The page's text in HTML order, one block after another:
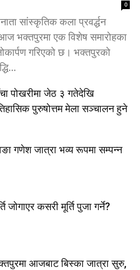
0
सांस्कृतिक कला प्रवर्द्धन
भक्तपुरमा एक विशेष समारोहका
गरिएको छ। भक्तपुरको
पोखरीमा जेठ ३ गतेदेखि
पुरुषोत्तम मेला सञ्चालन हुने
गणेश जात्रा भव्य रूपमा सम्पन्न
जोगाएर कसरी मूर्ति पुजा गर्ने?
आजबाट बिस्का जात्रा सुरु,